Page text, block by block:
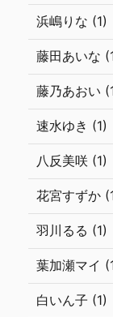
浜嶋りな (1)
藤田あいな
藤乃あおい
速水ゆき (1)
八反美咲 (1)
花宮すずか
羽川るる (1)
葉加瀬マイ
白いん子 (1)